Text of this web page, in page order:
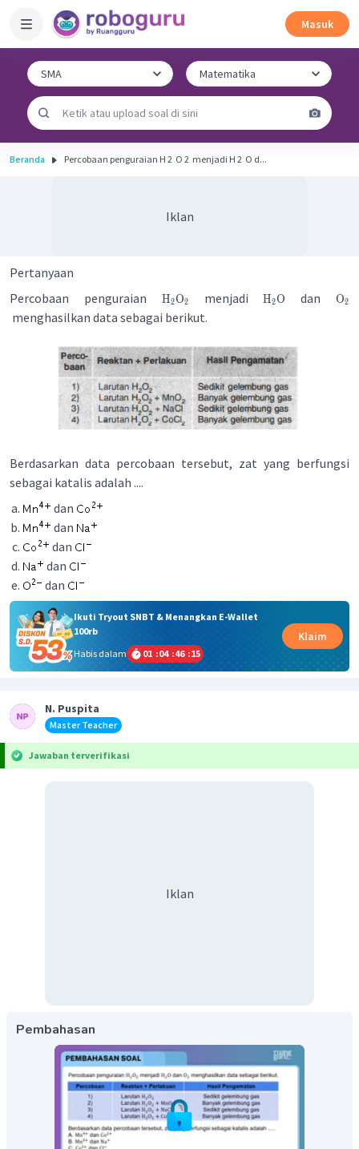
Masuk
Beranda Percobaan penguraian H 2 ​ O 2 ​ menjadi H 2 ​ O d...
Iklan
Pertanyaan
Percobaan penguraian
H2O2 menjadiH2O danO2
menghasilkan data sebagai berikut.
Berdasarkan data percobaan tersebut, zat yang berfungsi
sebagai katalis adalah ....
dan
dan
dan
dan
dan
Ikuti Tryout SNBT & Menangkan E-Wallet
100rb
Habis dalam
01 :04 :46 :15
Klaim
N. Puspita
Master Teacher
Jawaban terverifikasi
Iklan
Pembahasan